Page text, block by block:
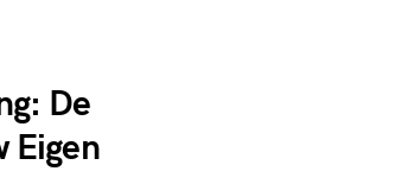
De
Eigen